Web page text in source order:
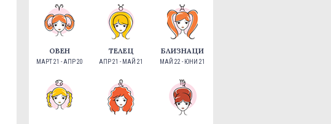
ОВЕН
МАРТ 21 - АПР 20
ТЕЛЕЦ
АПР 21 - МАЙ 21
БЛИЗНАЦИ
МАЙ 22 - ЮНИ 21